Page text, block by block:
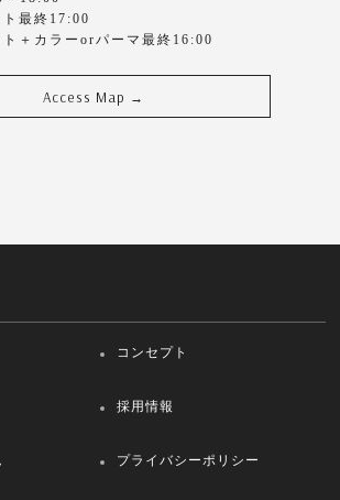
ト最終17:00
ト＋カラーorパーマ最終16:00
Access Map →
コンセプト
採用情報
プライバシーポリシー